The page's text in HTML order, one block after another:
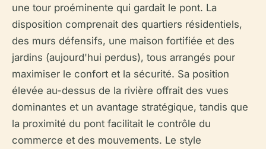
une tour proéminente qui gardait le pont. La
disposition comprenait des quartiers résidentiels,
des murs défensifs, une maison fortifiée et des
jardins (aujourd'hui perdus), tous arrangés pour
maximiser le confort et la sécurité. Sa position
élevée au-dessus de la rivière offrait des vues
dominantes et un avantage stratégique, tandis que
la proximité du pont facilitait le contrôle du
commerce et des mouvements. Le style